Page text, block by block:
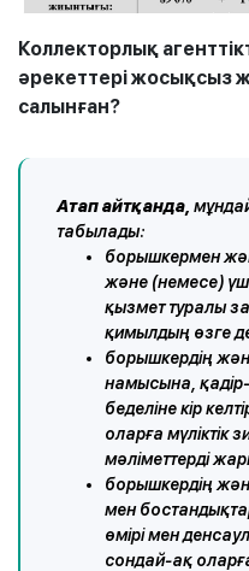
Коллекторлық
әрекеттері жосықсыз
салынған?
Атап айтқанда,
табылады:
борышкермен
және (немесе)
қызмет туралы
қимылдың өзге
борышкердің
намысына, қадір-
беделіне кір
оларға мүліктік
мәліметтерді
борышкердің
мен
өмірі мен
сондай-ақ